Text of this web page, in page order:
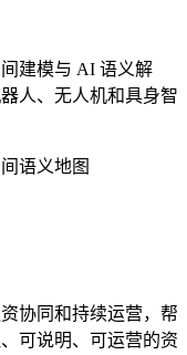
建模与 AI 语义解
人、无人机和具身智
协同和持续运营，帮
可说明、可运营的资